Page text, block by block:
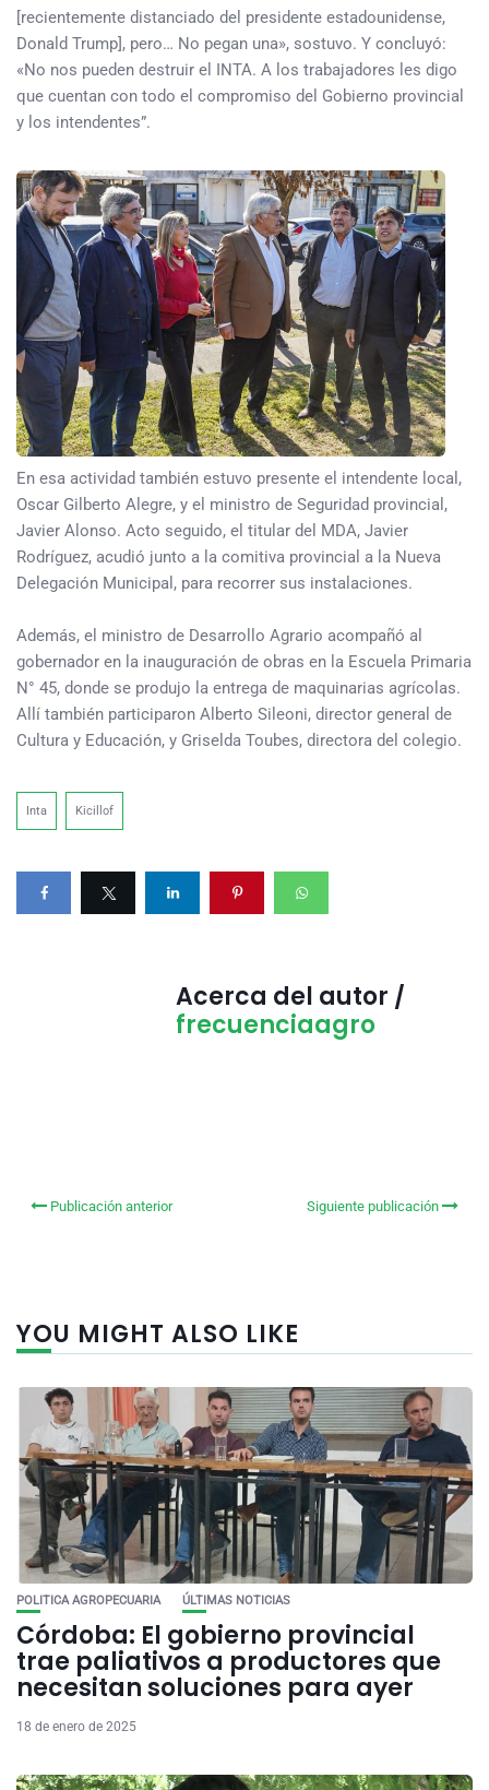
[recientemente distanciado del presidente estadounidense,
Donald Trump], pero… No pegan una», sostuvo. Y concluyó:
«No nos pueden destruir el INTA. A los trabajadores les digo
que cuentan con todo el compromiso del Gobierno provincial
y los intendentes”.
En esa actividad también estuvo presente el intendente local,
Oscar Gilberto Alegre, y el ministro de Seguridad provincial,
Javier Alonso. Acto seguido, el titular del MDA, Javier
Rodríguez, acudió junto a la comitiva provincial a la Nueva
Delegación Municipal, para recorrer sus instalaciones.
Además, el ministro de Desarrollo Agrario acompañó al
gobernador en la inauguración de obras en la Escuela Primaria
N° 45, donde se produjo la entrega de maquinarias agrícolas.
Allí también participaron Alberto Sileoni, director general de
Cultura y Educación, y Griselda Toubes, directora del colegio.
Inta Kicillof
Acerca del autor /
frecuenciaagro
Publicación anterior Siguiente publicación
YOU MIGHT ALSO LIKE
POLITICA AGROPECUARIA ÚLTIMAS NOTICIAS
Córdoba: El gobierno provincial
trae paliativos a productores que
necesitan soluciones para ayer
18 de enero de 2025